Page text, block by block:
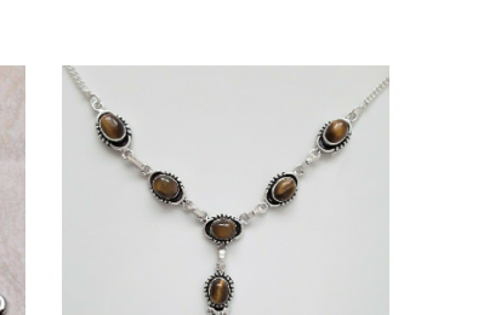
Dans mon panier
APERÇU RAPIDE